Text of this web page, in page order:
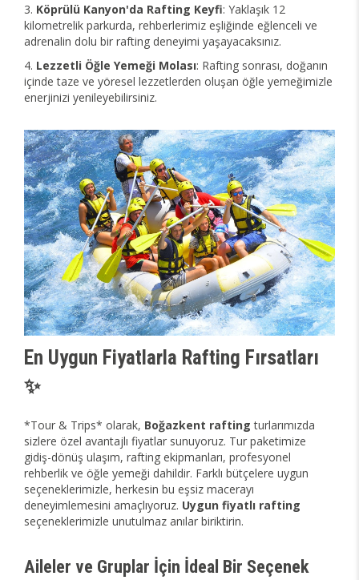
Köprülü Kanyon'da Rafting Keyfi: Yaklaşık 12
kilometrelik parkurda, rehberlerimiz eşliğinde eğlenceli ve
adrenalin dolu bir rafting deneyimi yaşayacaksınız.
Lezzetli Öğle Yemeği Molası: Rafting sonrası, doğanın
içinde taze ve yöresel lezzetlerden oluşan öğle yemeğimizle
enerjinizi yenileyebilirsiniz.
En Uygun Fiyatlarla Rafting Fırsatları
✨
*Tour & Trips* olarak, Boğazkent rafting turlarımızda
sizlere özel avantajlı fiyatlar sunuyoruz. Tur paketimize
gidiş-dönüş ulaşım, rafting ekipmanları, profesyonel
rehberlik ve öğle yemeği dahildir. Farklı bütçelere uygun
seçeneklerimizle, herkesin bu eşsiz macerayı
deneyimlemesini amaçlıyoruz. Uygun fiyatlı rafting
seçeneklerimizle unutulmaz anılar biriktirin.
Aileler ve Gruplar İçin İdeal Bir Seçenek